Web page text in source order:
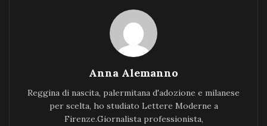
Anna Alemanno
Reggina di nascita, palermitana d'adozione e milanese
per scelta, ho studiato Lettere Moderne a
Firenze.Giornalista professionista,